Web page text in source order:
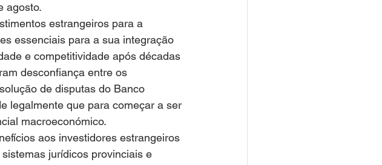
agosto.
estrangeiros para a
essenciais para a sua integração
e competitividade após décadas
desconfiança entre os
de disputas do Banco
legalmente que para começar a ser
macroeconómico.
aos investidores estrangeiros
jurídicos provinciais e